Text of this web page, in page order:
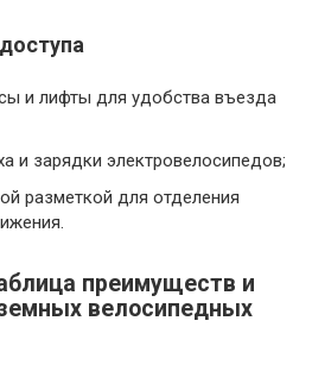
и лифты для удобства въезда
и зарядки электровелосипедов;
разметкой для отделения
преимуществ и
велосипедных